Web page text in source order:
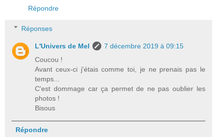
Répondre
Réponses
L'Univers de Mel
7 décembre 2019 à 09:15
Coucou !
Avant ceux-ci j'étais comme toi, je ne prenais pas le
temps...
C'est dommage car ça permet de ne pas oublier les
photos !
Bisous
Répondre